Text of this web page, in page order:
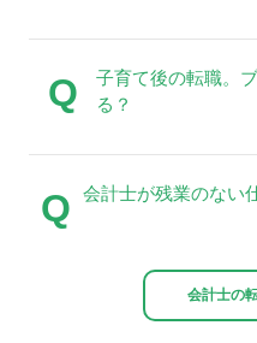
Q
子育て後の転職。
る？
Q 会計士が残業のない
会計士の